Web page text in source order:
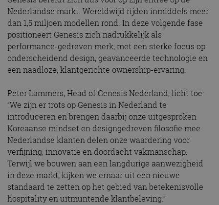
Nederlandse markt. Wereldwijd rijden inmiddels meer
dan 1,5 miljoen modellen rond. In deze volgende fase
positioneert Genesis zich nadrukkelijk als
performance-gedreven merk, met een sterke focus op
onderscheidend design, geavanceerde technologie en
een naadloze, klantgerichte ownership-ervaring.
Peter Lammers, Head of Genesis Nederland, licht toe:
“We zijn er trots op Genesis in Nederland te
introduceren en brengen daarbij onze uitgesproken
Koreaanse mindset en designgedreven filosofie mee.
Nederlandse klanten delen onze waardering voor
verfijning, innovatie en doordacht vakmanschap.
Terwijl we bouwen aan een langdurige aanwezigheid
in deze markt, kijken we ernaar uit een nieuwe
standaard te zetten op het gebied van betekenisvolle
hospitality en uitmuntende klantbeleving.”